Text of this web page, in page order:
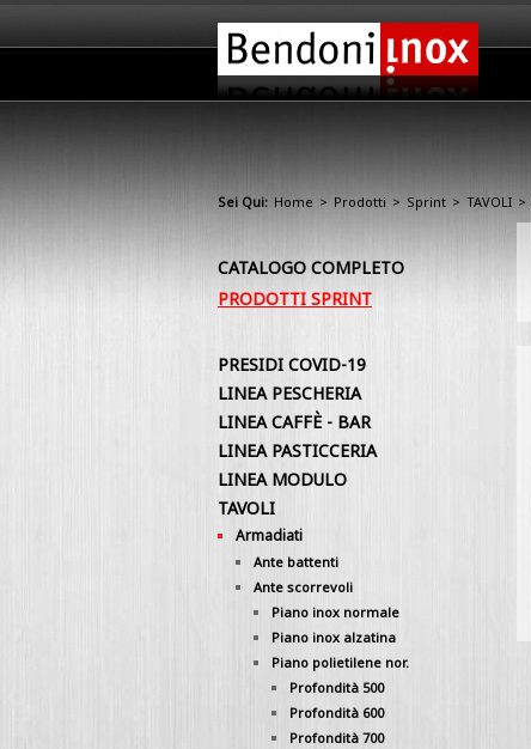
Sei Qui: Home > Prodotti > Sprint > TAVOLI >
CATALOGO COMPLETO
PRODOTTI SPRINT
PRESIDI COVID-19
LINEA PESCHERIA
LINEA CAFFÈ - BAR
LINEA PASTICCERIA
LINEA MODULO
TAVOLI
Armadiati
Ante battenti
Ante scorrevoli
Piano inox normale
Piano inox alzatina
Piano polietilene nor.
Profondità 500
Profondità 600
Profondità 700